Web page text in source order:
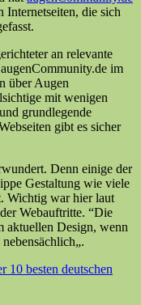
Internetseiten, die sich
an relevante
im
über Augen
mit wenigen
grundlegende
gibt es sicher
Denn einige der
Gestaltung wie viele
Wichtig war hier laut
Webauftritte. “Die
aktuellen Design, wenn
10 besten deutschen